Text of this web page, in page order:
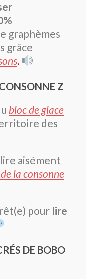
graphèmes
grâce
.
Z
bloc de glace
des
aisément
la consonne
pour lire
DE BOBO